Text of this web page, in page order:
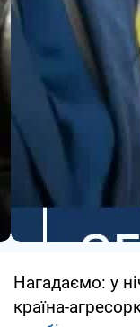
Нагадаємо: у
країна-